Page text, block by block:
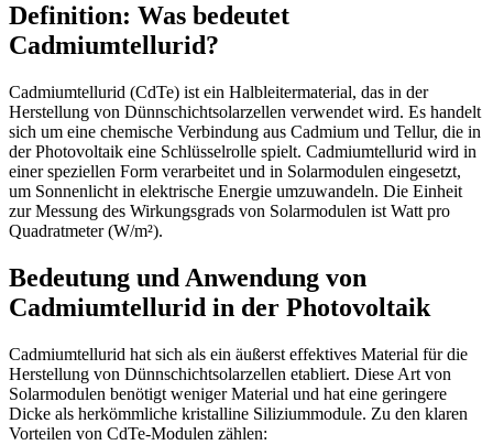
Definition: Was bedeutet
Cadmiumtellurid?
Cadmiumtellurid (CdTe) ist ein Halbleitermaterial, das in der
Herstellung von Dünnschichtsolarzellen verwendet wird. Es handelt
sich um eine chemische Verbindung aus Cadmium und Tellur, die in
der Photovoltaik eine Schlüsselrolle spielt. Cadmiumtellurid wird in
einer speziellen Form verarbeitet und in Solarmodulen eingesetzt,
um Sonnenlicht in elektrische Energie umzuwandeln. Die Einheit
zur Messung des Wirkungsgrads von Solarmodulen ist Watt pro
Quadratmeter (W/m²).
Bedeutung und Anwendung von
Cadmiumtellurid in der Photovoltaik
Cadmiumtellurid hat sich als ein äußerst effektives Material für die
Herstellung von Dünnschichtsolarzellen etabliert. Diese Art von
Solarmodulen benötigt weniger Material und hat eine geringere
Dicke als herkömmliche kristalline Siliziummodule. Zu den klaren
Vorteilen von CdTe-Modulen zählen: